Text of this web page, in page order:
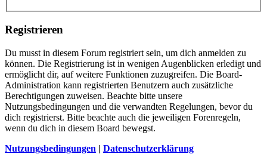
Registrieren
Du musst in diesem Forum registriert sein, um dich anmelden zu
können. Die Registrierung ist in wenigen Augenblicken erledigt und
ermöglicht dir, auf weitere Funktionen zuzugreifen. Die Board-
Administration kann registrierten Benutzern auch zusätzliche
Berechtigungen zuweisen. Beachte bitte unsere
Nutzungsbedingungen und die verwandten Regelungen, bevor du
dich registrierst. Bitte beachte auch die jeweiligen Forenregeln,
wenn du dich in diesem Board bewegst.
Nutzungsbedingungen | Datenschutzerklärung